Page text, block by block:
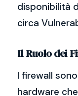
disponibilità
circa
Il Ruolo dei
I firewall
hardware